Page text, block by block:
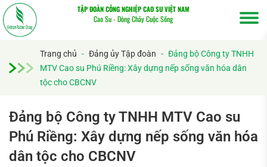
TẬP ĐOÀN CÔNG NGHIỆP CAO SU VIỆT NAM
Cao Su - Dòng Chảy Cuộc Sống
Trang chủ - Đảng ủy Tập đoàn - Đảng bộ Công ty TNHH
MTV Cao su Phú Riềng: Xây dựng nếp sống văn hóa dân
tộc cho CBCNV
Đảng bộ Công ty TNHH MTV Cao su
Phú Riềng: Xây dựng nếp sống văn hóa
dân tộc cho CBCNV